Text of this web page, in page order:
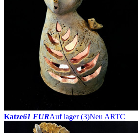
Katze61 EURAuf lager (3)Neu ARTC